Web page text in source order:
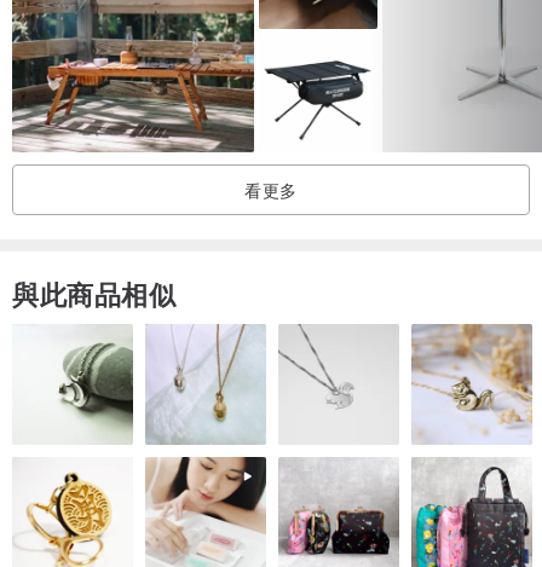
◎關於【一郎木創】：
2008年成立的一郎木創，十年走來，持續自行從日本人工林引進日本
檜木，取代來源不明的木材；堅持以「三不原則的無垢工序」，為喜
愛木頭的朋友、保留木頭原來的樣子，陪伴大家享受真正無毒、永續
近自然。
◎一郎木創主張使用日本檜木的三大理由：
1.天然的防腐材：日本檜木本身就具有特殊的檜木醇，天然的抑菌劑
讓木腐菌不會生長。
2.擁有豐富的日本人工林資源：日本數百年前便開始了日檜的人工植
木林計畫，來源合法並維持木材品質的一定水準。
3.生活裡充滿自然的香氣：檜木的獨特香味擁有可以調整人腦的阿法
看更多
與此商品相似